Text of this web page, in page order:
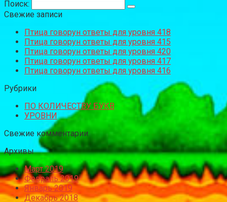
Поиск:
Свежие записи
Птица говорун ответы для уровня 418
Птица говорун ответы для уровня 415
Птица говорун ответы для уровня 420
Птица говорун ответы для уровня 417
Птица говорун ответы для уровня 416
Рубрики
ПО КОЛИЧЕСТВУ БУКВ
УРОВНИ
Свежие комментарии
Архивы
Март 2019
Февраль 2019
Январь 2019
Декабрь 2018